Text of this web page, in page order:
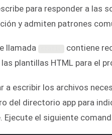
para responder a las
y admiten patrones
llamada contiene
plantillas HTML para el
a escribir los archivos
del directorio app para
el siguiente